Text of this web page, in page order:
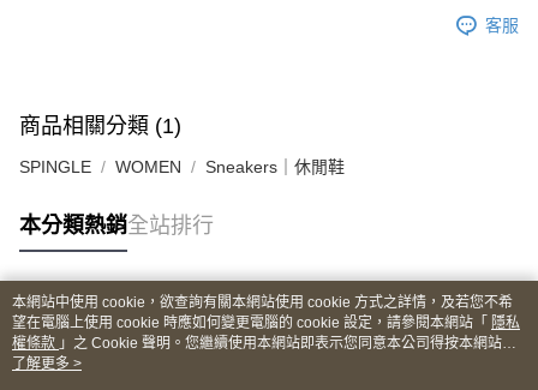
客服
商品相關分類 (1)
SPINGLE WOMEN Sneakers｜休閒鞋
本分類熱銷全站排行
熱門標籤
本網站中使用 cookie，欲查詢有關本網站使用 cookie 方式之詳情，及若您不希
望在電腦上使用 cookie 時應如何變更電腦的 cookie 設定，請參閱本網站「 隱私
權條款 」之 Cookie 聲明。您繼續使用本網站即表示您同意本公司得按本網站使
用條款之 Cookie 聲明使用 cookie。
了解更多 >